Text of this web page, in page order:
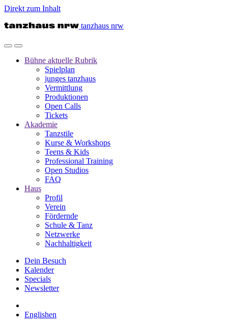
Direkt zum Inhalt
tanzhaus nrw
Bühne aktuelle Rubrik
Spielplan
junges tanzhaus
Vermittlung
Produktionen
Open Calls
Tickets
Akademie
Tanzstile
Kurse & Workshops
Teens & Kids
Professional Training
Open Studios
FAQ
Haus
Profil
Verein
Fördernde
Schule & Tanz
Netzwerke
Nachhaltigkeit
Dein Besuch
Kalender
Specials
Newsletter
Englishen